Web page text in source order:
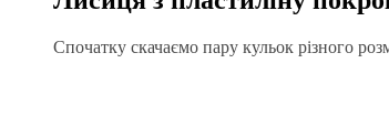
Спочатку скачаємо пару кульок різного